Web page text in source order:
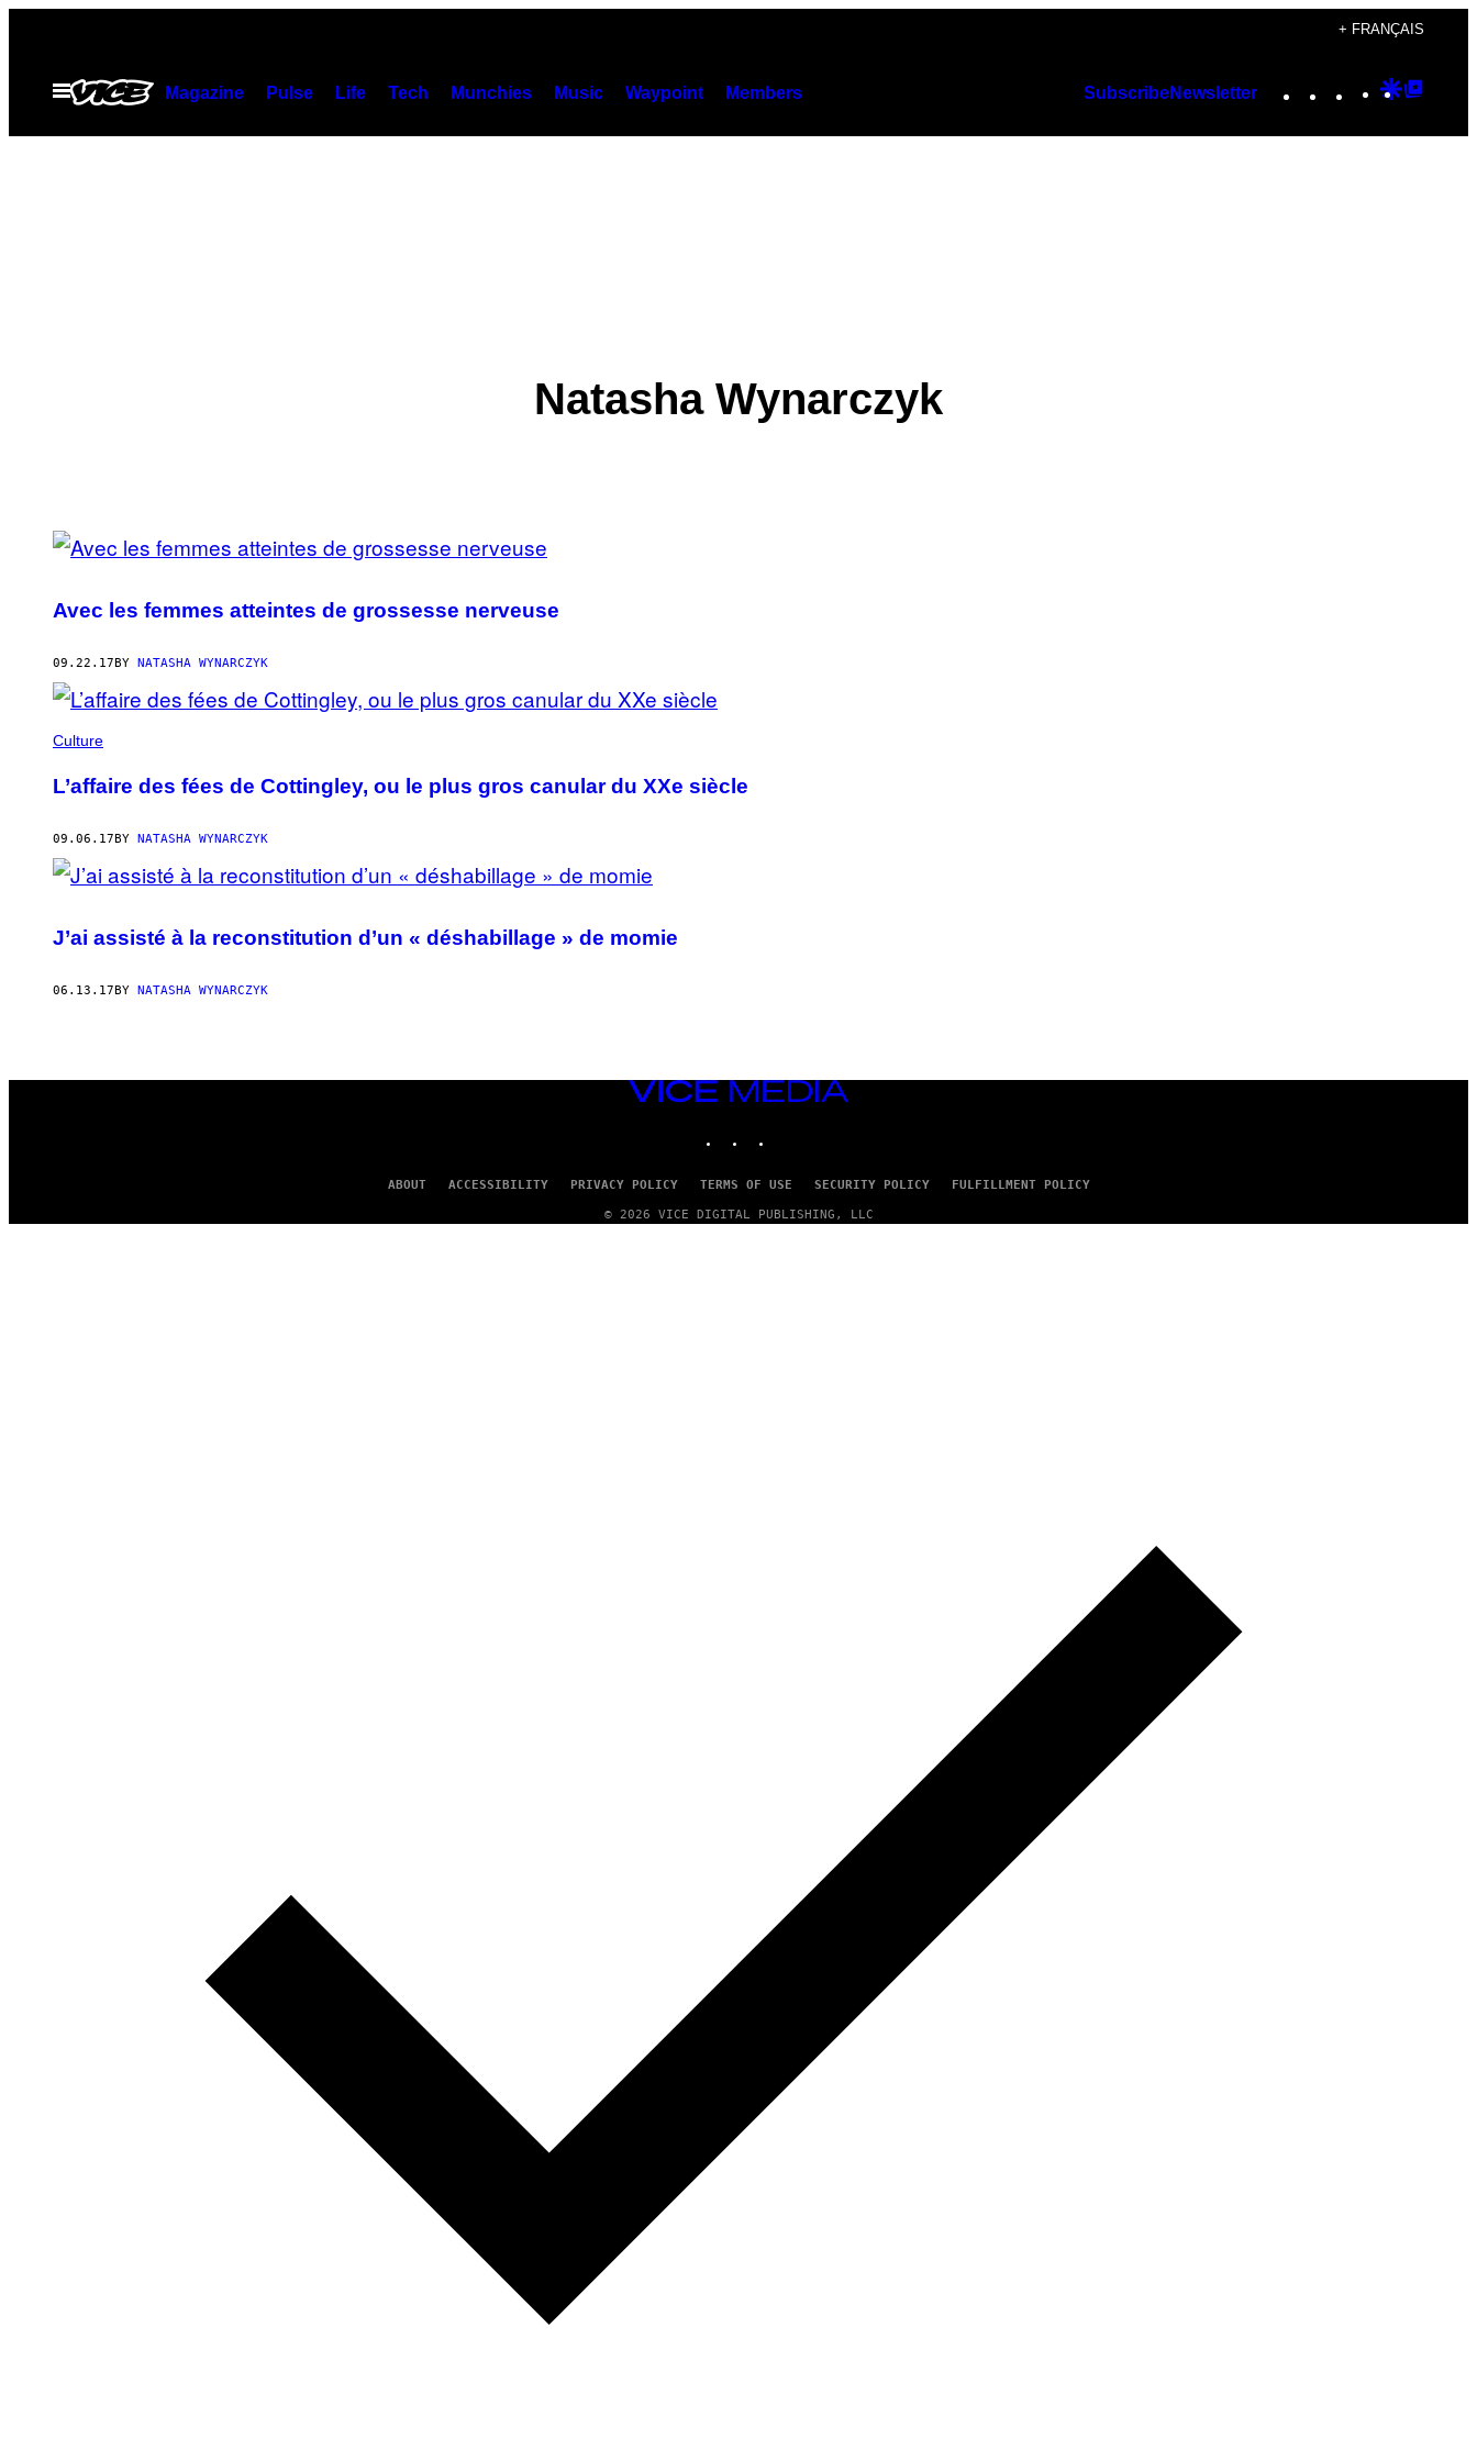
content
+ FRANÇAIS
Open
Menu
Magazine Pulse Life Tech Munchies Music Waypoint Members SubscribeNewsletter Instagram
TikTok
YouTube
Google
Natasha Wynarczyk
POSTS
THIS
AUTHOR
Avec les femmes atteintes de grossesse nerveuse
09.22.17 BY NATASHA WYNARCZYK
Culture
L’affaire des fées de Cottingley, ou le plus gros canular du XXe siècle
09.06.17 BY NATASHA WYNARCZYK
J’ai assisté à la reconstitution d’un « déshabillage » de momie
06.13.17 BY NATASHA WYNARCZYK
VICE
ABOUT ACCESSIBILITY PRIVACY POLICY TERMS OF USE SECURITY POLICY FULFILLMENT POLICY
© 2026 VICE DIGITAL PUBLISHING, LLC